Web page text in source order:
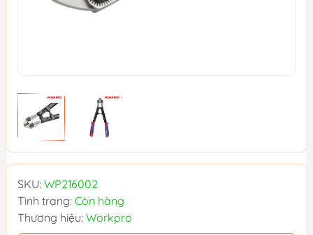
SKU: WP216002
Tình trạng: Còn hàng
Thương hiệu: Workpro